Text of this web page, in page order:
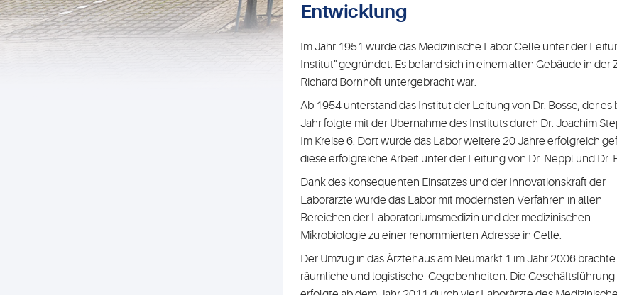
Entwicklung
Im Jahr 1951 wurde das Medizinische Labor Celle unter der
Institut" gegründet. Es befand sich in einem alten Gebäude in
Richard Bornhöft untergebracht war.
Ab 1954 unterstand das Institut der Leitung von Dr. Bosse, der
Jahr folgte mit der Übernahme des Instituts durch Dr. Joachim
Im Kreise 6. Dort wurde das Labor weitere 20 Jahre erfolgreich
diese erfolgreiche Arbeit unter der Leitung von Dr. Neppl und Dr.
Dank des konsequenten Einsatzes und der Innovationskraft der
Laborärzte wurde das Labor mit modernsten Verfahren in allen
Bereichen der Laboratoriumsmedizin und der medizinischen
Mikrobiologie zu einer renommierten Adresse in Celle.
Der Umzug in das Ärztehaus am Neumarkt 1 im Jahr 2006
räumliche und logistische Gegebenheiten. Die Geschäftsführung